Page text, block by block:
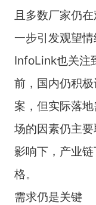
且多数厂家仍
一步引发观望情
InfoLink也关注
前，国内仍积
案，但实际落
场的因素仍主
影响下，产业
格。
需求仍是关键